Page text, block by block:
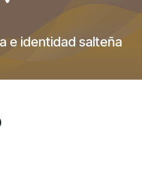
e identidad salteña